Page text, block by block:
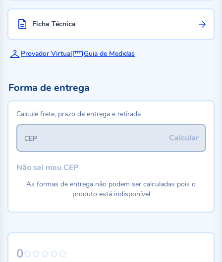
Ficha Técnica
Provador Virtual Guia de Medidas
0
Forma de entrega
Calcule frete, prazo de entrega e retirada
Calcular
CEP
Não sei meu CEP
As formas de entrega não podem ser calculadas pois o
produto está indisponível